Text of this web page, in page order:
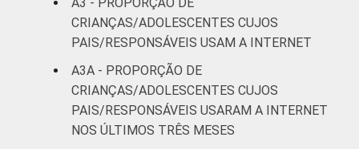
De 13 a 14
anos
30
De 15 a 17
anos
43
CRIANÇAS/ADOLESCENTES CUJOS
PAIS/RESPONSÁVEIS USAM A INTERNET
A3A - PROPORÇÃO DE
CRIANÇAS/ADOLESCENTES CUJOS
PAIS/RESPONSÁVEIS USARAM A INTERNET
NOS ÚLTIMOS TRÊS MESES